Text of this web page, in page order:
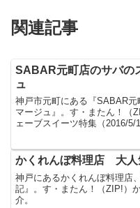
関連記事
SABAR元町店のサバの
ュ
神戸市元町にある『SABAR
マージュ』。す・またん！（
ェーブスイーツ特集（2016/5/
かくれんぼ料理店 大人
神戸にあるかくれんぼ料理店
記』。す・またん！（ZIP!）
介。